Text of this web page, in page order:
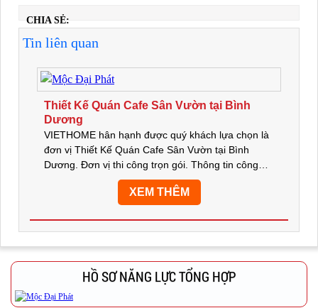
CHIA SẺ:
Tin liên quan
Thiết Kế Quán Cafe Sân Vườn tại Bình
Dương
VIETHOME hân hạnh được quý khách lựa chọn là
đơn vị Thiết Kế Quán Cafe Sân Vườn tại Bình
Dương. Đơn vị thi công trọn gói. Thông tin công
trình: LEE GIA COFFEE ๏ Chủ đầu tư: Anh Thành
๏ Địa chỉ: TP Thủ Dầu...XEM THÊM
HỒ SƠ NĂNG LỰC TỔNG HỢP